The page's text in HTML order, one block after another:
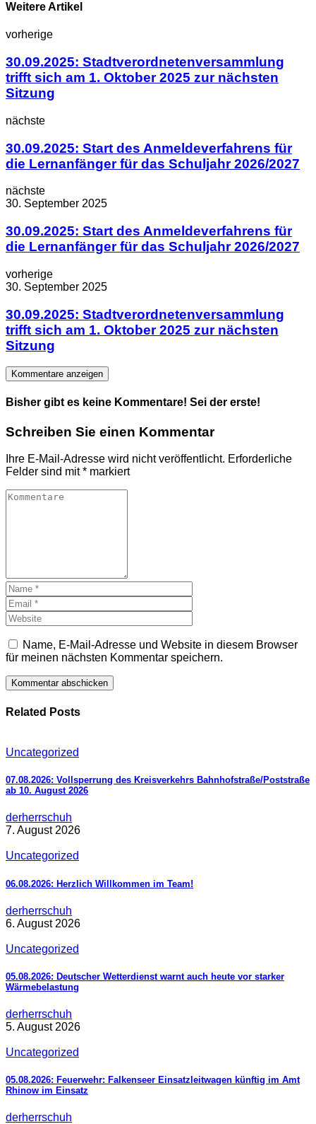
Weitere Artikel
vorherige
30.09.2025: Stadtverordnetenversammlung
trifft sich am 1. Oktober 2025 zur nächsten
Sitzung
nächste
30.09.2025: Start des Anmeldeverfahrens für
die Lernanfänger für das Schuljahr 2026/2027
nächste
30. September 2025
30.09.2025: Start des Anmeldeverfahrens für
die Lernanfänger für das Schuljahr 2026/2027
vorherige
30. September 2025
30.09.2025: Stadtverordnetenversammlung
trifft sich am 1. Oktober 2025 zur nächsten
Sitzung
Kommentare anzeigen
Bisher gibt es keine Kommentare! Sei der erste!
Schreiben Sie einen Kommentar
Ihre E-Mail-Adresse wird nicht veröffentlicht. Erforderliche
Felder sind mit* markiert
Name, E-Mail-Adresse und Website in diesem Browser
für meinen nächsten Kommentar speichern.
Related Posts
Uncategorized
07.08.2026: Vollsperrung des Kreisverkehrs Bahnhofstraße/Poststraße
ab 10. August 2026
derherrschuh
7. August 2026
Uncategorized
06.08.2026: Herzlich Willkommen im Team!
derherrschuh
6. August 2026
Uncategorized
05.08.2026: Deutscher Wetterdienst warnt auch heute vor starker
Wärmebelastung
derherrschuh
5. August 2026
Uncategorized
05.08.2026: Feuerwehr: Falkenseer Einsatzleitwagen künftig im Amt
Rhinow im Einsatz
derherrschuh